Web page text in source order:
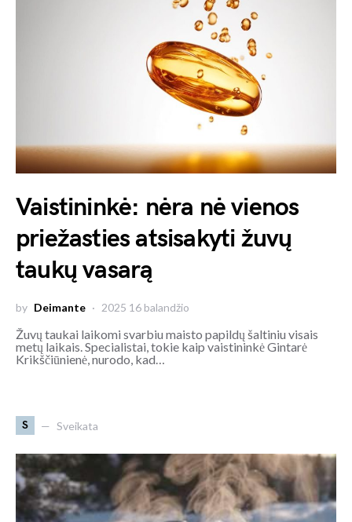
Vaistininkė: nėra nė vienos
priežasties atsisakyti žuvų
taukų vasarą
by Deimante 2025 16 balandžio
Žuvų taukai laikomi svarbiu maisto papildų šaltiniu visais
metų laikais. Specialistai, tokie kaip vaistininkė Gintarė
Krikščiūnienė, nurodo, kad…
S Sveikata